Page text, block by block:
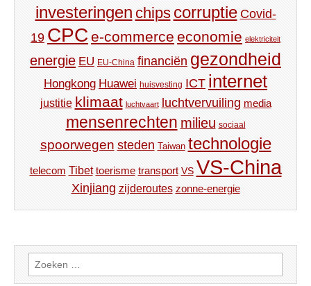
investeringen chips corruptie Covid-
19 CPC e-commerce economie elektriciteit
energie EU EU-China financiën gezondheid
Hongkong Huawei huisvesting ICT internet
justitie klimaat luchtvaart luchtvervuiling media
mensenrechten milieu sociaal
spoorwegen steden Taiwan technologie
telecom Tibet toerisme transport VS VS-China
Xinjiang zijderoutes zonne-energie
Zoeken
naar: